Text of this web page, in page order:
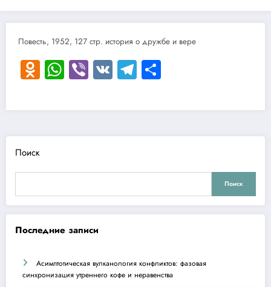
Повесть, 1952, 127 стр. история о дружбе и вере
Odnoklassniki
WhatsApp
Viber
VKTelegram
Поиск
Поиск
Последние записи
Асимптотическая вулканология конфликтов: фазовая
синхронизация утреннего кофе и неравенства